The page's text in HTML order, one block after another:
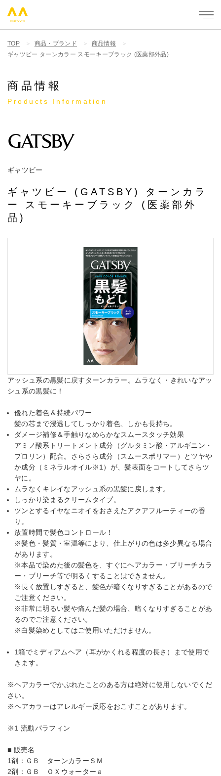
mandom - 株式会社マンダム
TOP 商品・ブランド
商品情報
ギャツビー ターンカラー スモーキーブラック (医薬部外品)
商品情報
Products Information
ギャツビー
ギャツビー (GATSBY) ターンカラ
ー スモーキーブラック (医薬部外
品)
アッシュ系の黒髪に戻すターンカラー。ムラなく・きれいなアッ
シュ系の黒髪に！
優れた着色＆持続パワー
髪の芯まで浸透してしっかり着色、しかも長持ち。
ダメージ補修＆手触りなめらかなスムースタッチ効果
アミノ酸系トリートメント成分（グルタミン酸・アルギニン・
プロリン）配合。さらさら成分（スムースポリマー）とツヤや
か成分（ミネラルオイル※1）が、髪表面をコートしてさらツ
ヤに。
ムラなくキレイなアッシュ系の黒髪に戻します。
しっかり染まるクリームタイプ。
ツンとするイヤなニオイをおさえたアクアフルーティーの香
り。
放置時間で髪色コントロール！
※髪色・髪質・室温等により、仕上がりの色は多少異なる場合
があります。
※本品で染めた後の髪色を、すぐにヘアカラー・ブリーチカラ
ー・ブリーチ等で明るくすることはできません。
※長く放置しすぎると、髪色が暗くなりすぎることがあるので
ご注意ください。
※非常に明るい髪や痛んだ髪の場合、暗くなりすぎることがあ
るのでご注意ください。
※白髪染めとしてはご使用いただけません。
1箱でミディアムヘア（耳がかくれる程度の長さ）まで使用で
きます。
※ヘアカラーでかぶれたことのある方は絶対に使用しないでくだ
さい。
※ヘアカラーはアレルギー反応をおこすことがあります。
※1 流動パラフィン
■ 販売名
1剤：ＧＢ ターンカラーＳＭ
2剤：ＧＢ ＯＸウォーターａ